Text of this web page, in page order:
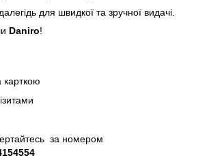
для швидкої та зручної видачі.
Daniro!
за номером